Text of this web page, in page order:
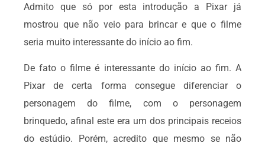
Admito que só por esta introdução a Pixar já
mostrou que não veio para brincar e que o filme
seria muito interessante do início ao fim.
De fato o filme é interessante do início ao fim. A
Pixar de certa forma consegue diferenciar o
personagem do filme, com o personagem
brinquedo, afinal este era um dos principais receios
do estúdio. Porém, acredito que mesmo se não